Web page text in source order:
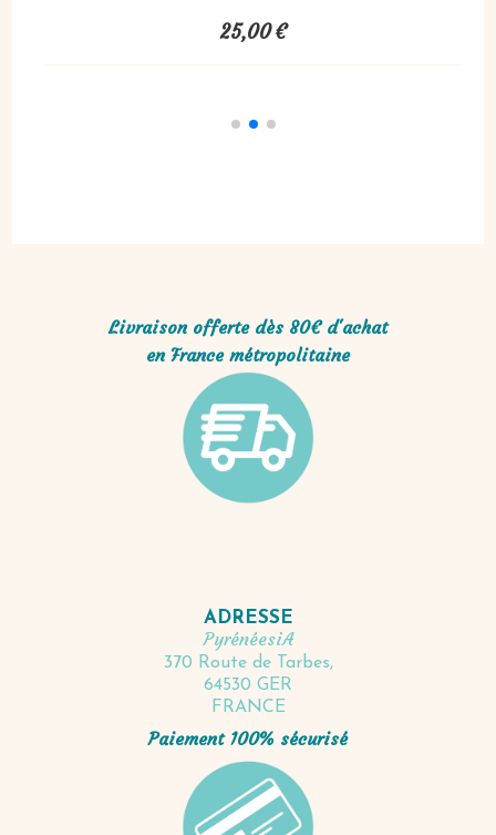
20,00€
Livraison offerte dès 80€ d'achat
en France métropolitaine
ADRESSE
PyrénéesiA
370 Route de Tarbes,
64530 GER
FRANCE
Paiement 100% sécurisé